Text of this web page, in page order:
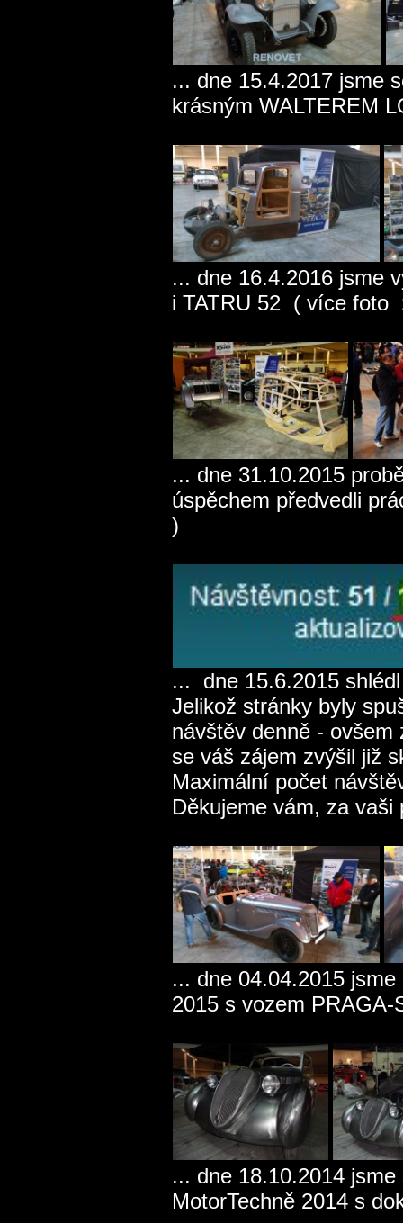
... dne 15.4.2017 jsme
krásným
... dne 16.4.2016 jsme
i TATRU 52 ( více foto
... dne 31.10.2015
úspěchem předvedli
)
... dne 15.6.2015
Jelikož stránky byly
návštěv denně - ovšem
se váš zájem zvýšil již
Maximální počet
Děkujeme vám, za vaši
... dne 04.04.2015
2015 s vozem
... dne 18.10.2014
MotorTechně 2014 s